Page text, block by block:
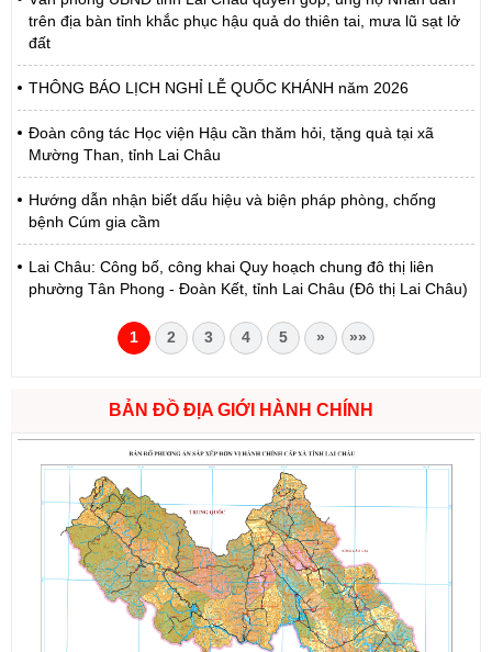
trên địa bàn tỉnh khắc phục hậu quả do thiên tai, mưa lũ sạt lở
đất
THÔNG BÁO LỊCH NGHỈ LỄ QUỐC KHÁNH năm 2026
Đoàn công tác Học viện Hậu cần thăm hỏi, tặng quà tại xã
Mường Than, tỉnh Lai Châu
Hướng dẫn nhận biết dấu hiệu và biện pháp phòng, chống
bệnh Cúm gia cầm
Lai Châu: Công bố, công khai Quy hoạch chung đô thị liên
phường Tân Phong - Đoàn Kết, tỉnh Lai Châu (Đô thị Lai Châu)
1 2 3 4 5 » »»
BẢN ĐỒ ĐỊA GIỚI HÀNH CHÍNH